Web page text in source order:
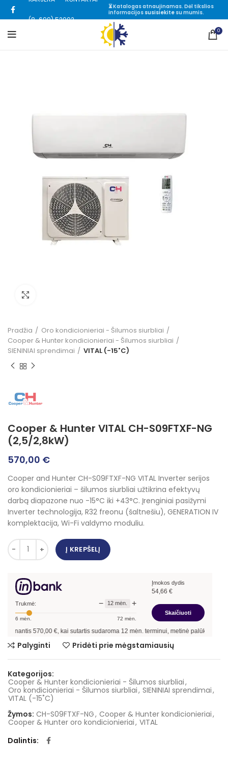
(8-699) 52002
⏳ Katalogas atnaujinamas. Dėl tikslios
informacijos susisiekitesu mumis.
0
Pradžia
Oro kondicionieriai - Šilumos siurbliai
Cooper & Hunter kondicionieriai - Šilumos siurbliai
SIENINIAI sprendimai
VITAL (-15˚C)
Cooper & Hunter VITAL CH-S09FTXF-NG
(2,5/2,8kW)
570,00 €
Cooper and Hunter CH-S09FTXF-NG VITAL Inverter serijos
oro kondicionieriai – šilumos siurbliai užtikrina efektyvų
darbą diapazone nuo -15°C iki +43°C. Įrenginiai pasižymi
Inverter technologija, R32 freonu (šaltnešiu), GENERATION IV
komplektacija, Wi-Fi valdymo moduliu.
Į KREPŠELĮ
Trukmė: − 12 mėn. +
6 mėn. 72 mėn.
Įmokos dydis
54,66 €
Skaičiuoti
570,00€, kai sutartis sudaroma12mėn. terminui, metinė palūkanų norma –
Palyginti Pridėti prie mėgstamiausių
Kategorijos:
Cooper & Hunter kondicionieriai - Šilumos siurbliai,
Oro kondicionieriai - Šilumos siurbliai, SIENINIAI sprendimai,
VITAL (-15˚C)
Žymos: CH-S09FTXF-NG, Cooper & Hunter kondicionieriai,
Cooper & Hunter oro kondicionieriai, VITAL
Dalintis